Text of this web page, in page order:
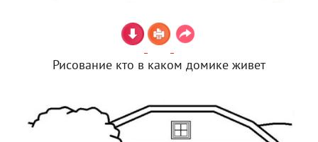
Рисование кто в каком домике живет